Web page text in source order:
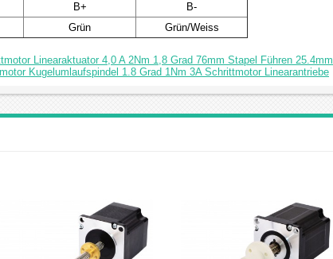
B+
B-
Grün Grün/Weiss
Linearaktuator 4,0 A 2Nm 1,8 Grad 76mm Stapel Führen 25.4mm
Kugelumlaufspindel 1.8 Grad 1Nm 3A Schrittmotor Linearantriebe